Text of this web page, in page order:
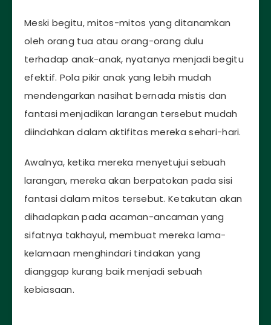
Meski begitu, mitos-mitos yang ditanamkan
oleh orang tua atau orang-orang dulu
terhadap anak-anak, nyatanya menjadi begitu
efektif. Pola pikir anak yang lebih mudah
mendengarkan nasihat bernada mistis dan
fantasi menjadikan larangan tersebut mudah
diindahkan dalam aktifitas mereka sehari-hari.
Awalnya, ketika mereka menyetujui sebuah
larangan, mereka akan berpatokan pada sisi
fantasi dalam mitos tersebut. Ketakutan akan
dihadapkan pada acaman-ancaman yang
sifatnya takhayul, membuat mereka lama-
kelamaan menghindari tindakan yang
dianggap kurang baik menjadi sebuah
kebiasaan.